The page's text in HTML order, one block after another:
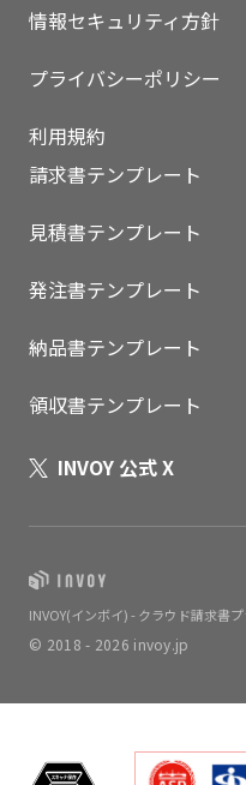
情報セキュリティ方針
プライバシーポリシー
利用規約
請求書テンプレート
見積書テンプレート
発注書テンプレート
納品書テンプレート
領収書テンプレート
INVOY 公式 X
INVOY(インボイ) - クラウド請求書
© 2018 - 2026 invoy.jp